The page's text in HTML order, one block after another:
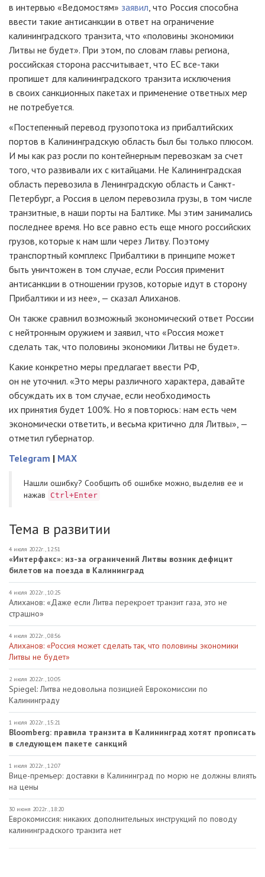
в интервью «Ведомостям» заявил, что Россия способна
ввести такие антисанкции в ответ на ограничение
калининградского транзита, что «половины экономики
Литвы не будет». При этом, по словам главы региона,
российская сторона рассчитывает, что ЕС все-таки
пропишет для калининградского транзита исключения
в своих санкционных пакетах и применение ответных мер
не потребуется.
«Постепенный перевод грузопотока из прибалтийских
портов в Калининградскую область был бы только плюсом.
И мы как раз росли по контейнерным перевозкам за счет
того, что развивали их с китайцами. Не Калининградская
область перевозила в Ленинградскую область и Санкт-
Петербург, а Россия в целом перевозила грузы, в том числе
транзитные, в наши порты на Балтике. Мы этим занимались
последнее время. Но все равно есть еще много российских
грузов, которые к нам шли через Литву. Поэтому
транспортный комплекс Прибалтики в принципе может
быть уничтожен в том случае, если Россия применит
антисанкции в отношении грузов, которые идут в сторону
Прибалтики и из нее», — сказал Алиханов.
Он также сравнил возможный экономический ответ России
с нейтронным оружием и заявил, что «Россия может
сделать так, что половины экономики Литвы не будет».
Какие конкретно меры предлагает ввести РФ,
он не уточнил. «Это меры различного характера, давайте
обсуждать их в том случае, если необходимость
их принятия будет 100%. Но я повторюсь: нам есть чем
экономически ответить, и весьма критично для Литвы», —
отметил губернатор.
Telegram | MAX
Нашли ошибку? Cообщить об ошибке можно, выделив ее и
нажав
Ctrl+Enter
Тема в развитии
4 июля 2022г., 12:51
«Интерфакс»: из-за ограничений Литвы возник дефицит
билетов на поезда в Калининград
4 июля 2022г., 10:25
Алиханов: «Даже если Литва перекроет транзит газа, это не
страшно»
4 июля 2022г., 08:56
Алиханов: «Россия может сделать так, что половины экономики
Литвы не будет»
2 июля 2022г., 10:05
Spiegel: Литва недовольна позицией Еврокомиссии по
Калининграду
1 июля 2022г., 15:21
Bloomberg: правила транзита в Калининград хотят прописать
в следующем пакете санкций
1 июля 2022г., 12:07
Вице-премьер: доставки в Калининград по морю не должны влиять
на цены
30 июня 2022г., 18:20
Еврокомиссия: никаких дополнительных инструкций по поводу
калининградского транзита нет